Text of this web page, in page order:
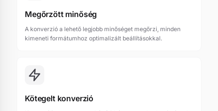
Megőrzött minőség
A konverzió a lehető legjobb minőséget megőrzi, minden
kimeneti formátumhoz optimalizált beállításokkal.
Kötegelt konverzió